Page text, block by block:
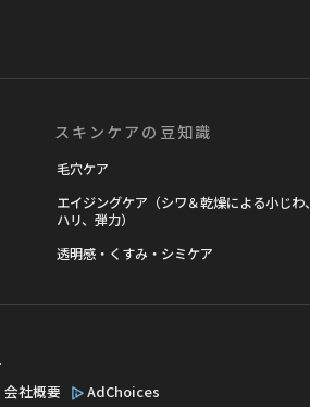
スキンケアの豆知識​
毛穴ケア
エイジングケア（シワ＆乾燥による小じわ、
ハリ、弾力）
透明感・くすみ・シミケア
会社概要 AdChoices